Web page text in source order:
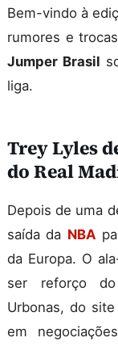
Bem-vindo à
rumores e
Jumper Brasil
liga.
Trey Lyles
do Real
Depois de uma
saída da NBA
da Europa. O
ser reforço do
Urbonas, do site
em